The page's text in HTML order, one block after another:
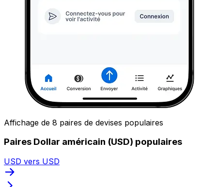
Affichage de 8 paires de devises populaires
Paires Dollar américain (USD) populaires
USD vers USD